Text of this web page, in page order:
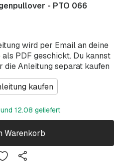
wird per Email an deine
als PDF geschickt. Du kannst
die Anleitung separat kaufen
kaufen
- PTO 066
12.08 geliefert
Warenkorb